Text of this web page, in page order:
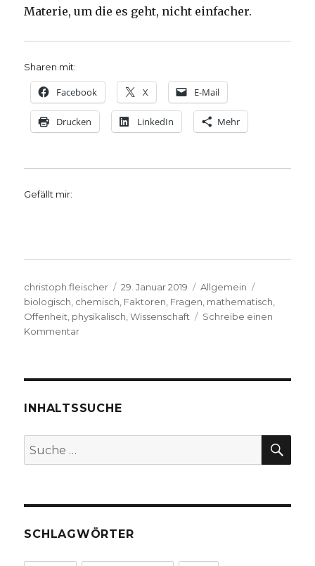
Materie, um die es geht, nicht einfacher.
Sharen mit:
Facebook X E-Mail
Drucken LinkedIn Mehr
Gefällt mir:
Autor
christoph.fleischer
Veröffentlicht
am
29. Januar 2019 Kategorien
Allgemein
biologisch chemisch Faktoren Fragen mathematisch
Offenheit physikalisch ,Wissenschaft
Schreibe einen
Kommentarzu
Rezension,
Fleischer,
2019
INHALTSSUCHE
Suche
nach:
SCHLAGWÖRTER